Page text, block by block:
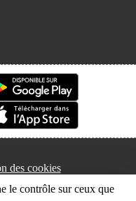
des cookies
le contrôle sur ceux que